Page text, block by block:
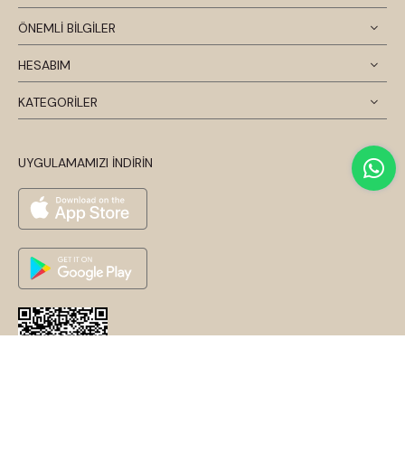
ÖNEMLİ BİLGİLER
HESABIM
KATEGORİLER
UYGULAMAMIZI İNDİRİN